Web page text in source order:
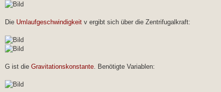
Die Umlaufgeschwindigkeit v ergibt sich über die Zentrifugalkraft:
G ist die Gravitationskonstante. Benötigte Variablen: